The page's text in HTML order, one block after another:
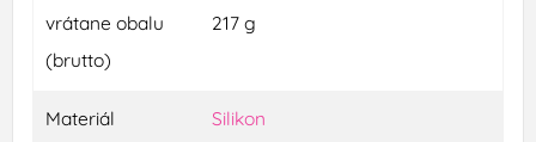
vrátane obalu
(brutto)
217 g
Materiál Silikon